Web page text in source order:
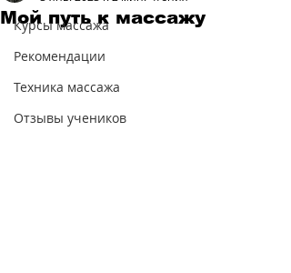
Курсы массажа
Рекомендации
Техника массажа
Отзывы учеников
Мой путь к массажу